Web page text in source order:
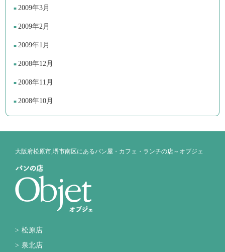
2009年3月
2009年2月
2009年1月
2008年12月
2008年11月
2008年10月
大阪府松原市,堺市南区にあるパン屋・カフェ・ランチの店～オブジェ
松原店
泉北店